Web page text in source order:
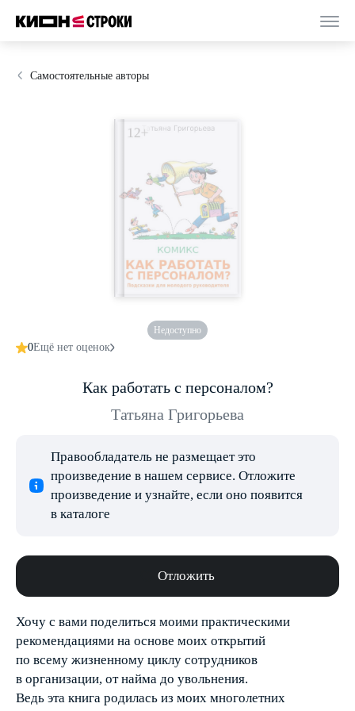
Самостоятельные авторы
Недоступно
0Ещё нет оценок
Как работать с персоналом?
Татьяна Григорьева
Правообладатель не размещает это
произведение в нашем сервисе. Отложите
произведение и узнайте, если оно появится
в каталоге
Отложить
Хочу с вами поделиться моими практическими
рекомендациями на основе моих открытий
по всему жизненному циклу сотрудников
в организации, от найма до увольнения.
Ведь эта книга родилась из моих многолетних